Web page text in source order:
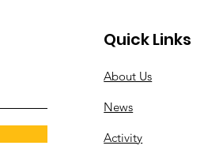
Quick Links
About Us
News
Activity